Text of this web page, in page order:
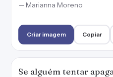
— Marianna Moreno
Criar imagem Copiar
Se alguém tentar